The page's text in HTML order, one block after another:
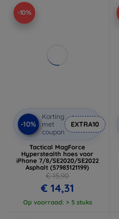
-10%
-10%
Korting
met
coupon
EXTRA10
Tactical MagForce
Hyperstealth hoes voor
iPhone 7/8/SE2020/SE2022
Asphalt (57983121199)
€ 15,90
€ 14,31
Op voorraad: > 5 stuks